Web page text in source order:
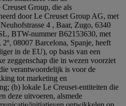
Creuset Group, die als
door Le Creuset Group AG, met
4 , Baar, Zugo, 6340
BTW-nummer B62153630, met
08007 Barcelona, Spanje, heeft
in de EU), op basis van een
zeggenschap die in wezen voorziet
verantwoordelijk is voor de
tot marketing en
(b) lokale Le Creuset-entiteiten die
deze uitvoeren, alsmede